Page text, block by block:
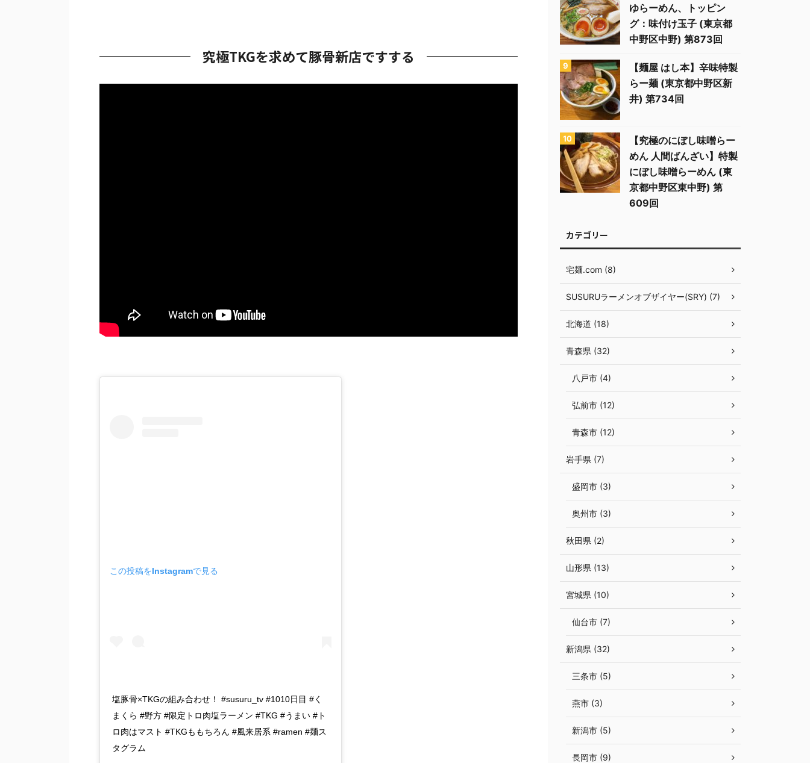
究極TKGを求めて豚骨新店ですする
この投稿をInstagramで見る
塩豚骨×TKGの組み合わせ！ #susuru_tv #1010日目 #く
まくら #野方 #限定トロ肉塩ラーメン #TKG #うまい #ト
ロ肉はマスト #TKGももちろん #風来居系 #ramen #麺ス
タグラム
ゆらーめん、トッピン
グ：味付け玉子 (東京都
中野区中野) 第873回
【麺屋 はし本】辛味特製
らー麺 (東京都中野区新
井) 第734回
【究極のにぼし味噌らー
めん 人間ばんざい】特製
にぼし味噌らーめん (東
京都中野区東中野) 第
609回
カテゴリー
宅麺.com (8)
SUSURUラーメンオブザイヤー(SRY) (7)
北海道 (18)
青森県 (32)
八戸市 (4)
弘前市 (12)
青森市 (12)
岩手県 (7)
盛岡市 (3)
奥州市 (3)
秋田県 (2)
山形県 (13)
宮城県 (10)
仙台市 (7)
新潟県 (32)
三条市 (5)
燕市 (3)
新潟市 (5)
長岡市 (9)